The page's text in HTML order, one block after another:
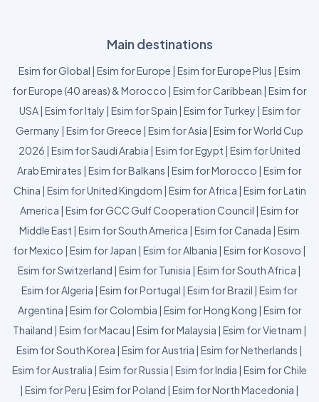
Main destinations
Esim for Global | Esim for Europe | Esim for Europe Plus | Esim
for Europe (40 areas) & Morocco | Esim for Caribbean | Esim for
USA| Esim for Italy | Esim for Spain | Esim for Turkey | Esim for
Germany | Esim for Greece | Esim for Asia | Esim for World Cup
2026 | Esim for Saudi Arabia | Esim for Egypt | Esim for United
Arab Emirates | Esim for Balkans | Esim for Morocco | Esim for
China | Esim for United Kingdom | Esim for Africa | Esim for Latin
America | Esim for GCC Gulf Cooperation Council | Esim for
Middle East | Esim for South America | Esim for Canada | Esim
for Mexico | Esim for Japan | Esim for Albania | Esim for Kosovo |
Esim for Switzerland | Esim for Tunisia | Esim for South Africa |
Esim for Algeria | Esim for Portugal | Esim for Brazil | Esim for
Argentina | Esim for Colombia | Esim for Hong Kong | Esim for
Thailand | Esim for Macau | Esim for Malaysia | Esim for Vietnam |
Esim for South Korea | Esim for Austria | Esim for Netherlands |
Esim for Australia | Esim for Russia | Esim for India | Esim for Chile
| Esim for Peru | Esim for Poland | Esim for North Macedonia |